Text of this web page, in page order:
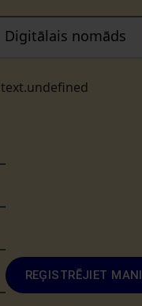
Digitālais nomāds
REĢISTRĒJIET MANI